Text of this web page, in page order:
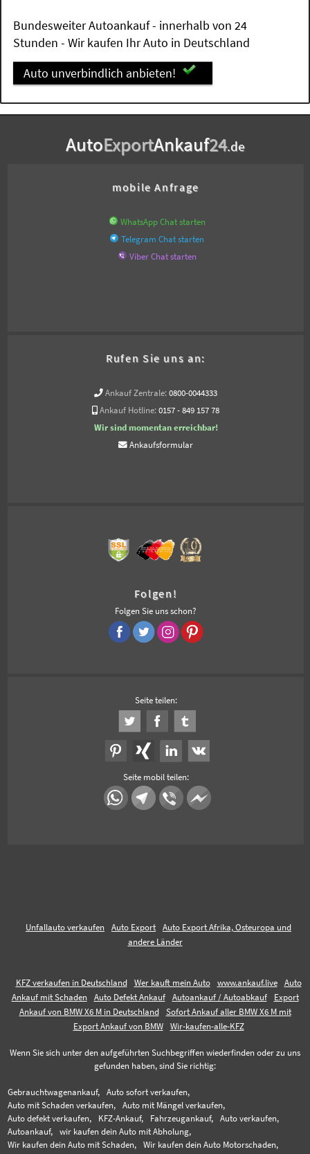
Bundesweiter Autoankauf - innerhalb von 24
Stunden - Wir kaufen Ihr Auto in Deutschland
Auto unverbindlich anbieten!
AutoExportAnkauf24.de
mobile Anfrage
WhatsApp Chat starten
Telegram Chat starten
Viber Chat starten
Rufen Sie uns an:
Ankauf Zentrale: 0800-0044333
Ankauf Hotline: 0157 - 849 157 78
Wir sind momentan erreichbar!
Ankaufsformular
Folgen!
Folgen Sie uns schon?
Seite teilen:
Seite mobil teilen:
Unfallauto verkaufen Auto Export
Auto Export Afrika, Osteuropa und
andere Länder
KFZ verkaufen in Deutschland Wer kauft mein Auto www.ankauf.live
Auto
Ankauf mit Schaden
Auto Defekt Ankauf Autoankauf / Autoabkauf
Export
Ankauf von BMW X6 M in Deutschland
Sofort Ankauf aller BMW X6 M mit
Export Ankauf von BMW
Wir-kaufen-alle-KFZ
Wenn Sie sich unter den aufgeführten Suchbegriffen wiederfinden oder zu uns
gefunden haben, sind Sie richtig:
Gebrauchtwagenankauf,
Auto sofort verkaufen,
Auto mit Schaden verkaufen,
Auto mit Mängel verkaufen,
Auto defekt verkaufen,
KFZ-Ankauf, Fahrzeugankauf,
Auto verkaufen,
Autoankauf,
wir kaufen dein Auto mit Abholung,
Wir kaufen dein Auto mit Schaden,
Wir kaufen dein Auto Motorschaden,